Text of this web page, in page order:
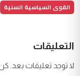
القوى السياسية السنية
التعليقات
لا توجد تعليقات بعد.